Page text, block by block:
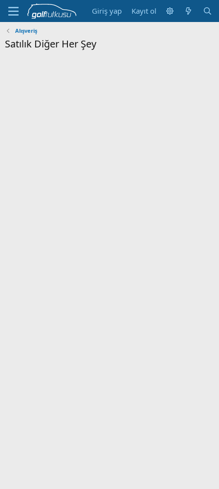
Giriş yap Kayıt ol
Alışveriş
Satılık Diğer Her Şey